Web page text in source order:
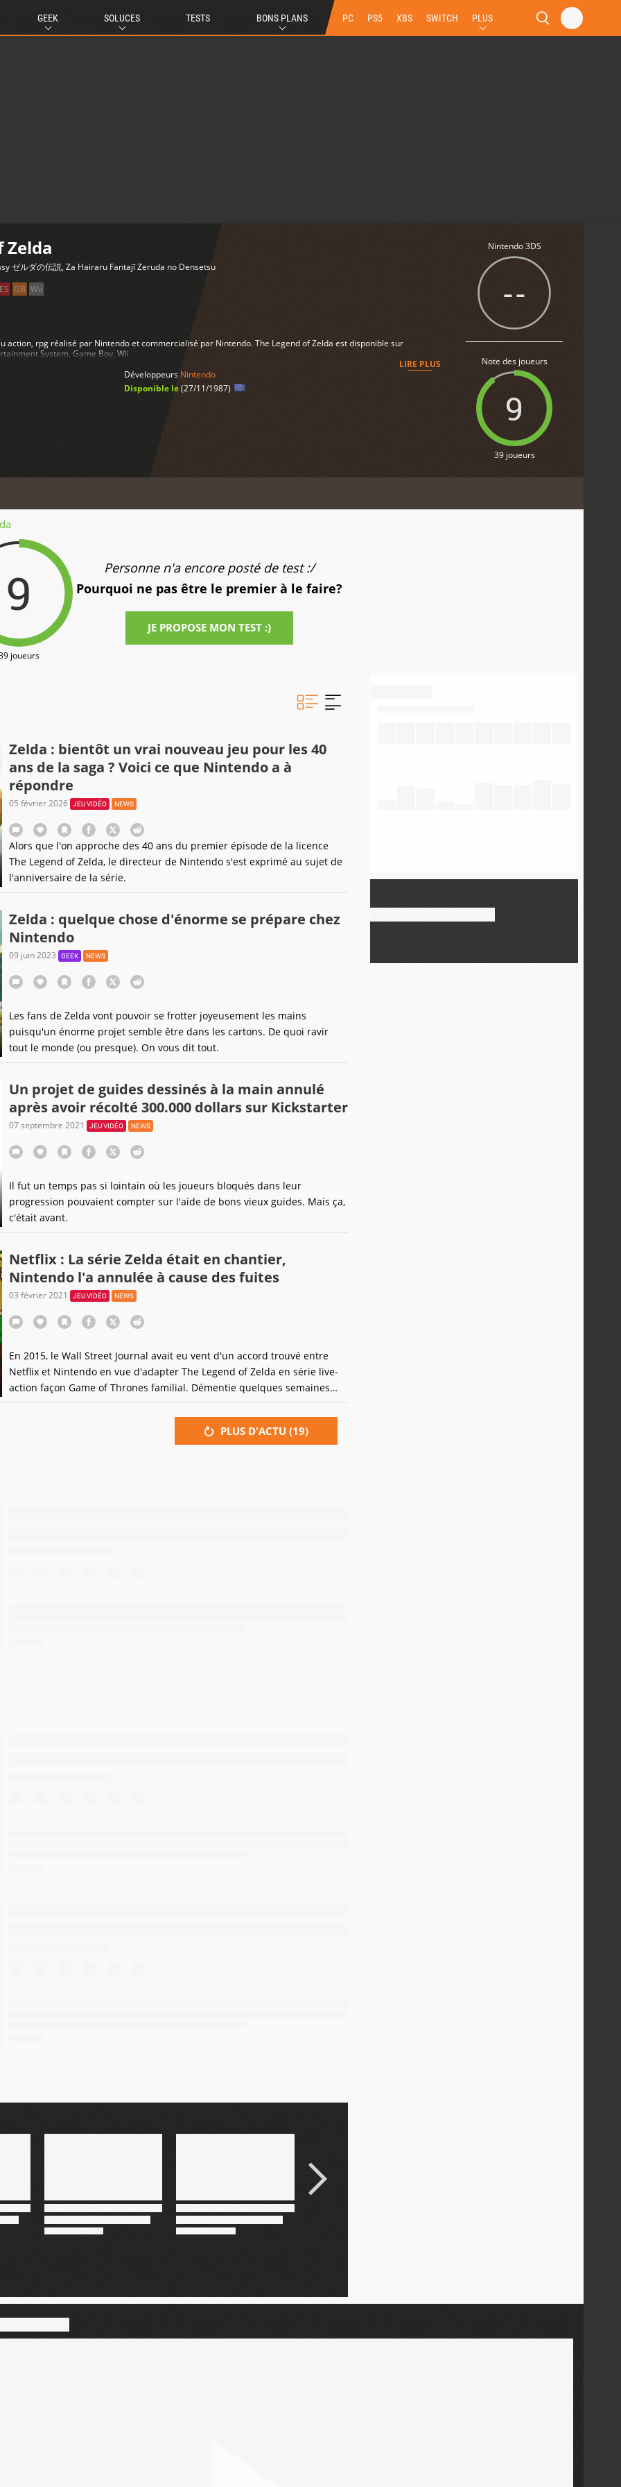
GEEK SOLUCES TESTS BONS PLANS PC PS5 XBS SWITCH PLUS
Zelda
ゼルダの伝説, Za Hairaru Fantajī Zeruda no Densetsu
GB Wii
action, rpg réalisé par Nintendo et commercialisé par Nintendo. The Legend of Zelda est disponible sur
System, Game Boy, Wii
LIRE PLUS
DéveloppeursNintendo
Disponible le(27/11/1987)
Nintendo 3DS
--
Note des joueurs
9
39 joueurs
9
joueurs
Personne n'a encore posté de test :/
Pourquoi ne pas être le premier à le faire?
JE PROPOSE MON TEST :)
Zelda : bientôt un vrai nouveau jeu pour les 40
ans de la saga ? Voici ce que Nintendo a à
répondre
05 février 2026 JEU VIDÉO NEWS
Alors que l'on approche des 40 ans du premier épisode de la licence
The Legend of Zelda, le directeur de Nintendo s'est exprimé au sujet de
l'anniversaire de la série.
Zelda : quelque chose d'énorme se prépare chez
Nintendo
09 juin 2023 GEEK NEWS
Les fans de Zelda vont pouvoir se frotter joyeusement les mains
puisqu'un énorme projet semble être dans les cartons. De quoi ravir
tout le monde (ou presque). On vous dit tout.
Un projet de guides dessinés à la main annulé
après avoir récolté 300.000 dollars sur Kickstarter
07 septembre 2021 JEU VIDÉO NEWS
Il fut un temps pas si lointain où les joueurs bloqués dans leur
progression pouvaient compter sur l'aide de bons vieux guides. Mais ça,
c'était avant.
Netflix : La série Zelda était en chantier,
Nintendo l'a annulée à cause des fuites
03 février 2021 JEU VIDÉO NEWS
En 2015, le Wall Street Journal avait eu vent d'un accord trouvé entre
Netflix et Nintendo en vue d'adapter The Legend of Zelda en série live-
action façon Game of Thrones familial. Démentie quelques semaines
plus tard, l'existence du projet a été confirmée. Ainsi que son funeste
PLUS D'ACTU (19)